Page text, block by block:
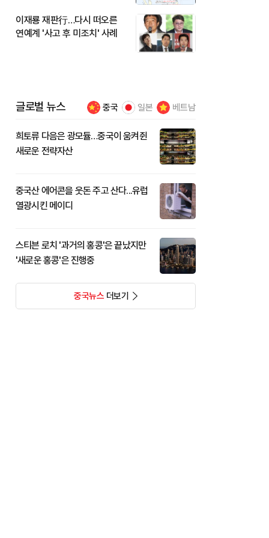
이재룡 재판行…다시 떠오른
연예계 '사고 후 미조치' 사례
글로벌 뉴스 중국 일본 베트남
희토류 다음은 광모듈…중국이 움켜쥔
새로운 전략자산
중국산 에어콘을 웃돈 주고 산다...유럽
열광시킨 메이디
스티븐 로치 '과거의 홍콩'은 끝났지만
'새로운 홍콩'은 진행중
중국뉴스더보기